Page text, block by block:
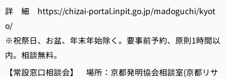
詳 細 https://chizai-portal.inpit.go.jp/madoguchi/kyot
o/
※祝祭日、お盆、年末年始除く。要事前予約、原則1時間以
内。相談無料。
【常設窓口相談会】 場所：京都発明協会相談室(京都リサ